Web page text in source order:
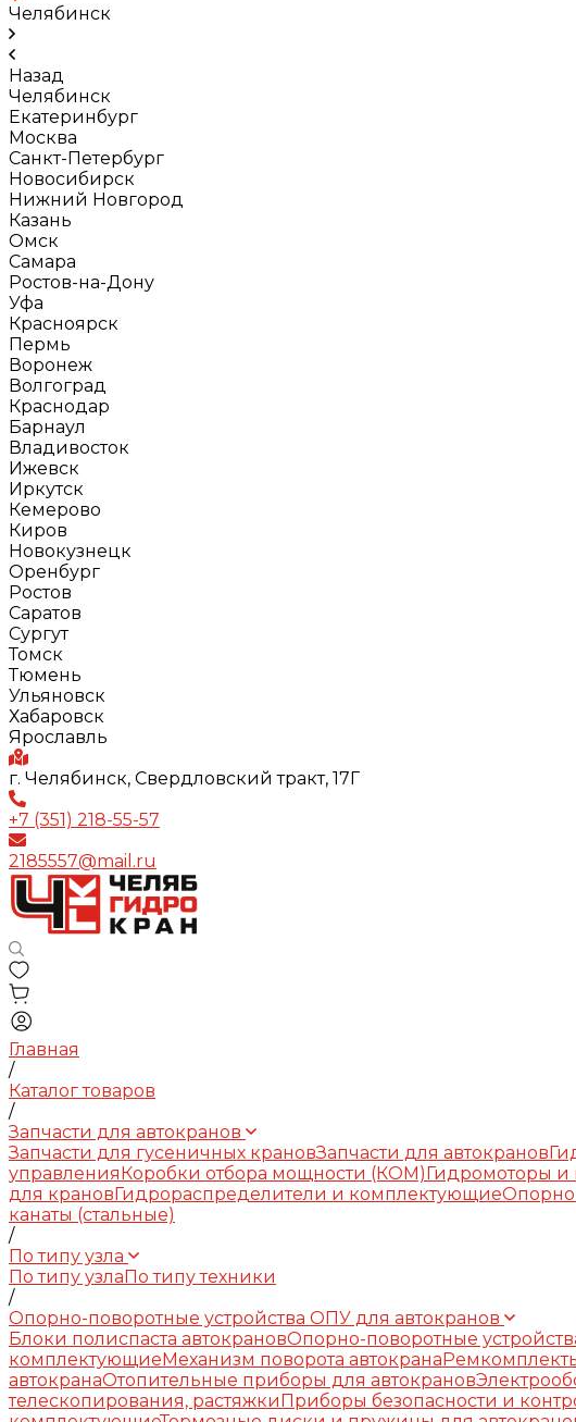
Челябинск
Назад
Челябинск
Екатеринбург
Москва
Санкт-Петербург
Новосибирск
Нижний Новгород
Казань
Омск
Самара
Ростов-на-Дону
Уфа
Красноярск
Пермь
Воронеж
Волгоград
Краснодар
Барнаул
Владивосток
Ижевск
Иркутск
Кемерово
Киров
Новокузнецк
Оренбург
Ростов
Саратов
Сургут
Томск
Тюмень
Ульяновск
Хабаровск
Ярославль
г. Челябинск, Свердловский тракт, 17Г
+7 (351) 218-55-57
2185557@mail.ru
Главная
/
Каталог товаров
/
Запчасти для автокранов
Запчасти для гусеничных крановЗапчасти для автокранов
управленияКоробки отбора мощности (КОМ)Гидромоторы и
для крановГидрораспределители и комплектующие
канаты (стальные)
/
По типу узла
По типу узлаПо типу техники
/
Опорно-поворотные устройства ОПУ для автокранов
Блоки полиспаста автокрановОпорно-поворотные
комплектующиеМеханизм поворота автокрана
автокранаОтопительные приборы для автокранов
телескопирования, растяжкиПриборы безопасности и